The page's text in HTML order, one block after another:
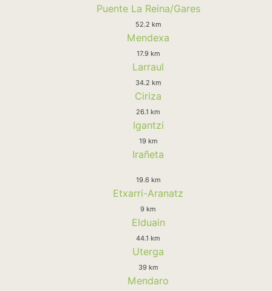
Puente La Reina/Gares
52.2 km
Mendexa
17.9 km
Larraul
34.2 km
Ciriza
26.1 km
Igantzi
19 km
Irañeta
19.6 km
Etxarri-Aranatz
9 km
Elduain
44.1 km
Uterga
39 km
Mendaro